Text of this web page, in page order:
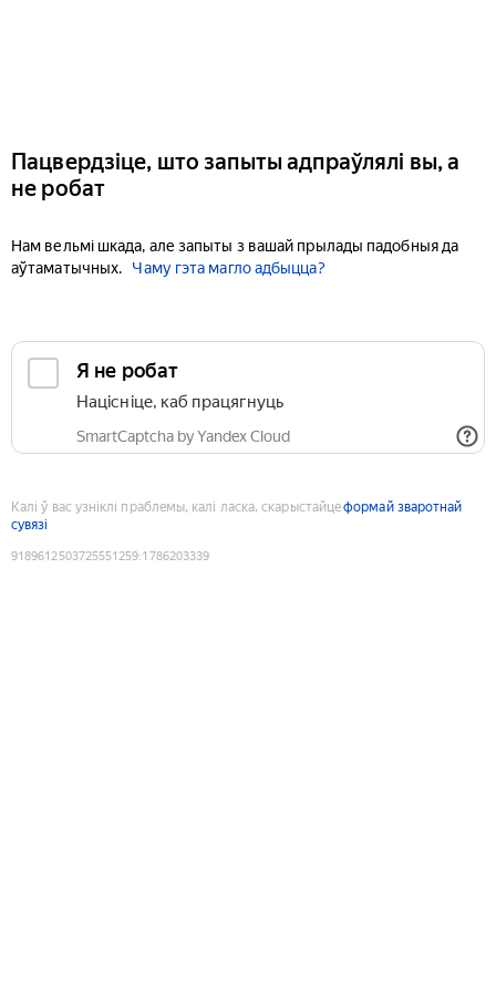
Пацвердзіце, што запыты адпраўлялі вы, а
не робат
Нам вельмі шкада, але запыты з вашай прылады падобныя да
аўтаматычных.
Чаму гэта магло адбыцца?
Я не робат
Націсніце, каб працягнуць
SmartCaptcha by Yandex Cloud
Калі ў вас узніклі праблемы, калі ласка, скарыстайцеформай зваротнай
сувязі
9189612503725551259:1786203339